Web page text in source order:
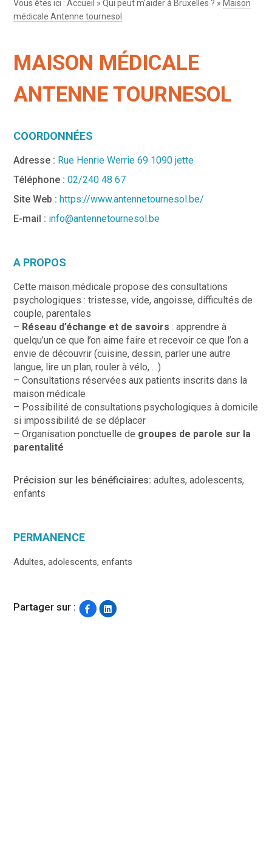
Vous êtes ici :Accueil »Qui peut m’aider à Bruxelles ? » Maison
médicale Antenne tournesol
MAISON MÉDICALE
ANTENNE TOURNESOL
COORDONNÉES
Adresse : Rue Henrie Werrie 69 1090 jette
Téléphone :02/240 48 67
Site Web : https://www.antennetournesol.be/
E-mail : info@antennetournesol.be
A PROPOS
Cette maison médicale propose des consultations
psychologiques : tristesse, vide, angoisse, difficultés de
couple, parentales
– Réseau d’échange et de savoirs : apprendre à
quelqu’un ce que l’on aime faire et recevoir ce que l’on a
envie de découvrir (cuisine, dessin, parler une autre
langue, lire un plan, rouler à vélo, …)
– Consultations réservées aux patients inscrits dans la
maison médicale
– Possibilité de consultations psychologiques à domicile
si impossibilité de se déplacer
– Organisation ponctuelle de groupes de parole sur la
parentalité
Précision sur les bénéficiaires:adultes, adolescents,
enfants
PERMANENCE
Adultes, adolescents, enfants
Partager sur :